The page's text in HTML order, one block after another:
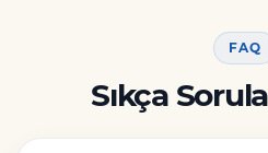
FAQ
Sıkça